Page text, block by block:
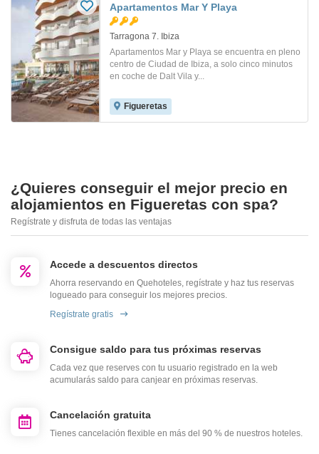
Apartamentos Mar Y Playa
Tarragona 7. Ibiza
Apartamentos Mar y Playa se encuentra en pleno
centro de Ciudad de Ibiza, a solo cinco minutos
en coche de Dalt Vila y...
Figueretas
¿Quieres conseguir el mejor precio en
alojamientos en Figueretas con spa?
Regístrate y disfruta de todas las ventajas
Accede a descuentos directos
Ahorra reservando en Quehoteles, regístrate y haz tus reservas
logueado para conseguir los mejores precios.
Regístrate gratis
Consigue saldo para tus próximas reservas
Cada vez que reserves con tu usuario registrado en la web
acumularás saldo para canjear en próximas reservas.
Cancelación gratuita
Tienes cancelación flexible en más del 90 % de nuestros hoteles.